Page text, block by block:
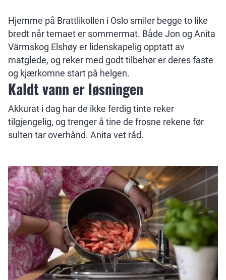
Hjemme på Brattlikollen i Oslo smiler begge to like
bredt når temaet er sommermat. Både Jon og Anita
Värmskog Elshøy er lidenskapelig opptatt av
matglede, og reker med godt tilbehør er deres faste
og kjærkomne start på helgen.
Kaldt vann er løsningen
Akkurat i dag har de ikke ferdig tinte reker
tilgjengelig, og trenger å tine de frosne rekene før
sulten tar overhånd. Anita vet råd.